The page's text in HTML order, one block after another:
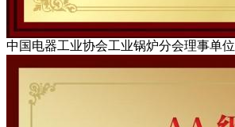
中国电器工业协会工业锅炉分会理事单位